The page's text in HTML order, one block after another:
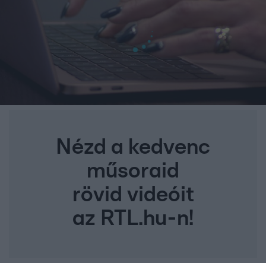
Nézd a kedvenc
műsoraid
rövid videóit
az RTL.hu-n!